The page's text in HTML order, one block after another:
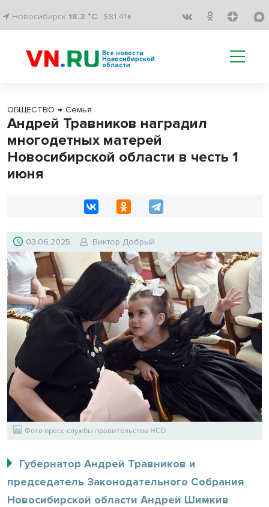
Новосибирск 18.3 °C $81.41↑
Все новости
Новосибирской
области
ОБЩЕСТВО → Семья
Андрей Травников наградил
многодетных матерей
Новосибирской области в честь 1
июня
03.06.2025 Виктор Добрый
Фото пресс-службы правительства НСО
Губернатор Андрей Травников и
председатель Законодательного Собрания
Новосибирской области Андрей Шимкив